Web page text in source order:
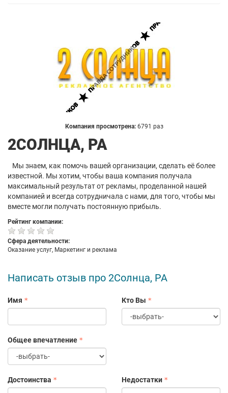
Компания просмотрена: 6791 раз
2СОЛНЦА, РА
Мы знаем, как помочь вашей организации, сделать её более
известной. Мы хотим, чтобы ваша компания получала
максимальный результат от рекламы, проделанной нашей
компанией и всегда сотрудничала с нами, для того, чтобы мы
вместе могли получать постоянную прибыль.
Рейтинг компании:
Сфера деятельности:
Оказание услуг, Маркетинг и реклама
Написать отзыв про 2Солнца, РА
Имя Кто Вы
Общее впечатление
Достоинства Недостатки